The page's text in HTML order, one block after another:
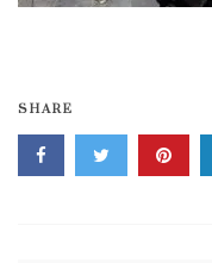
SHARE